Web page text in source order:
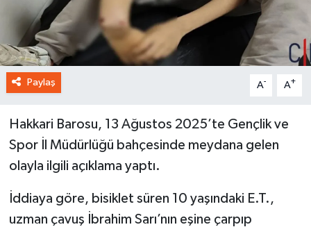
Paylaş A- A+
Hakkari Barosu, 13 Ağustos 2025’te Gençlik ve
Spor İl Müdürlüğü bahçesinde meydana gelen
olayla ilgili açıklama yaptı.
İddiaya göre, bisiklet süren 10 yaşındaki E.T.,
uzman çavuş İbrahim Sarı’nın eşine çarpıp